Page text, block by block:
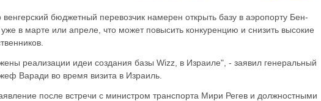
венгерский бюджетный перевозчик намерен открыть базу в аэропорту Бен-
в марте или апреле, что может повысить конкуренцию и снизить высокие
реализации идеи создания базы Wizz, в Израиле", - заявил генеральный
Варади во время визита в Израиль.
после встречи с министром транспорта Мири Регев и должностными